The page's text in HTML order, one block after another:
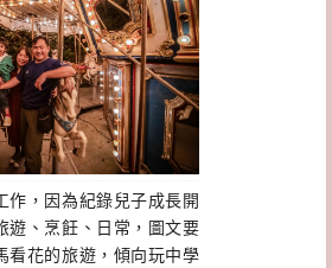
作，因為紀錄兒子成長開
遊、烹飪、日常，圖文要
看花的旅遊，傾向玩中學